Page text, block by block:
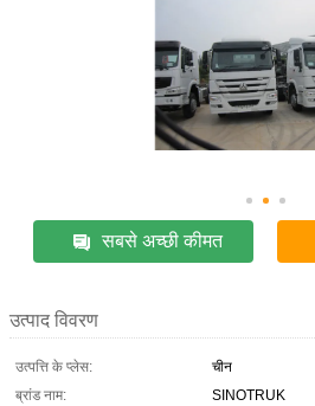
सबसे अच्छी कीमत
उत्पाद विवरण
उत्पत्ति के प्लेस:
चीन
ब्रांड नाम:
SINOTRUK